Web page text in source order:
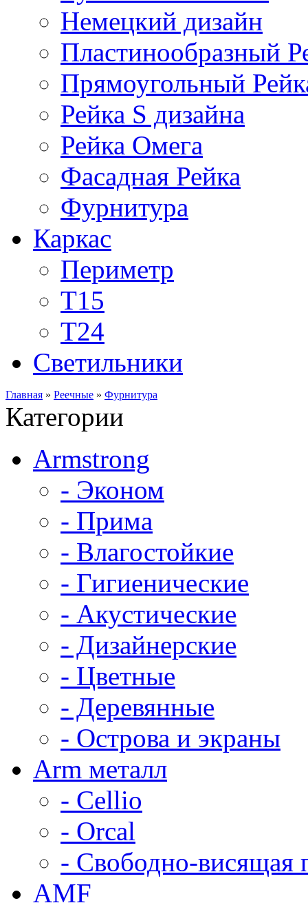
Немецкий дизайн
Пластинообразный
Прямоугольный
Рейка S дизайна
Рейка Омега
Фасадная Рейка
Фурнитура
Каркас
Периметр
Т15
Т24
Светильники
Главная » Реечные » Фурнитура
Категории
Armstrong
- Эконом
- Прима
- Влагостойкие
- Гигиенические
- Акустические
- Дизайнерские
- Цветные
- Деревянные
- Острова и экраны
Arm металл
- Cellio
- Orcal
- Свободно-висящая
AMF